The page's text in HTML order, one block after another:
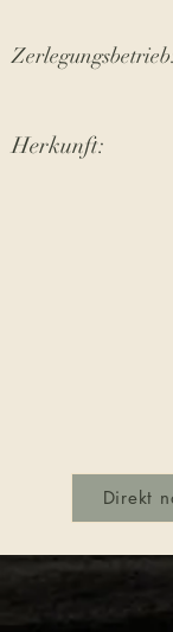
Herkunft:
Direkt